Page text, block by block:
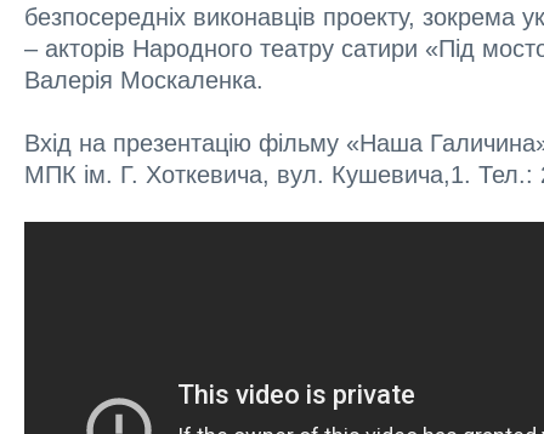
безпосередніх виконавців проекту, зокрема
– акторів Народного театру сатири «Під
Валерія Москаленка.
Вхід на презентацію фільму «Наша
МПК ім. Г. Хоткевича, вул. Кушевича,1. Тел.: